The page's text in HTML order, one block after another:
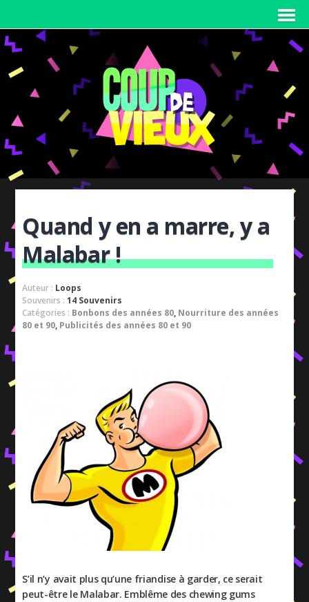
Quand y en a marre, y a
Malabar !
Auteur : Loops
Souvenirs :14 Souvenirs
Catégories : Bonbons des années 80, Nourriture des années
80 et 90, Publicités des années 80 et 90
S’il n’y avait plus qu’une friandise à garder, ce serait
peut-être le Malabar. Emblême des chewing gums